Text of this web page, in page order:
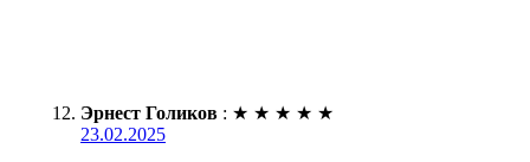
Эрнест Голиков : ★ ★ ★ ★ ★
23.02.2025